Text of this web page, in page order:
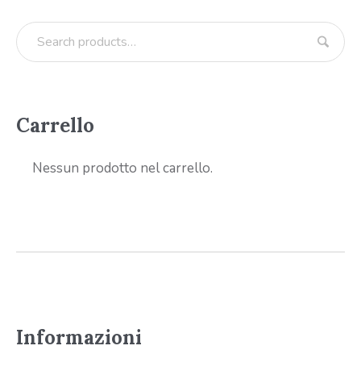
Carrello
Nessun prodotto nel carrello.
Informazioni